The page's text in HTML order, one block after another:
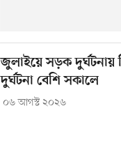
জুলাইয়ে সড়ক দুর্ঘটনায়
দুর্ঘটনা বেশি সকালে
০৬ আগস্ট ২০২৬